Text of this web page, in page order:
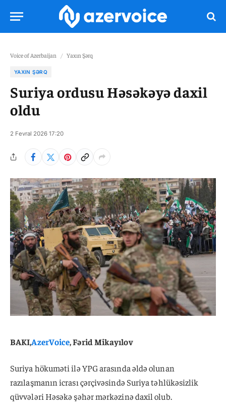
Voice of Azerbaijan / Yaxın Şərq
YAXIN ŞƏRQ
Suriya ordusu Həsəkəyə daxil
oldu
2 Fevral 2026 17:20
BAKI,AzerVoice, Fərid Mikayılov
Suriya hökuməti ilə YPG arasında əldə olunan
razılaşmanın icrası çərçivəsində Suriya təhlükəsizlik
qüvvələri Həsəkə şəhər mərkəzinə daxil olub.